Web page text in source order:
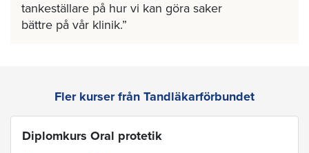
tankeställare på hur vi kan göra saker
bättre på vår klinik.
Fler kurser från Tandläkarförbundet
Diplomkurs Oral protetik